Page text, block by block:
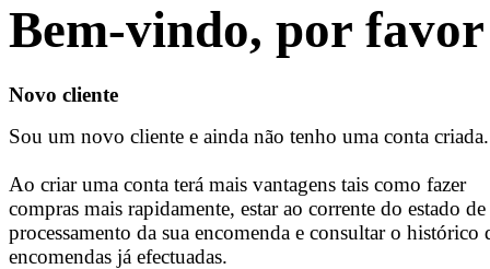
Bem-vindo, por favor
Novo cliente
Sou um novo cliente e ainda não tenho uma conta criada.
Ao criar uma conta terá mais vantagens tais como fazer
compras mais rapidamente, estar ao corrente do estado de
processamento da sua encomenda e consultar o histórico
encomendas já efectuadas.